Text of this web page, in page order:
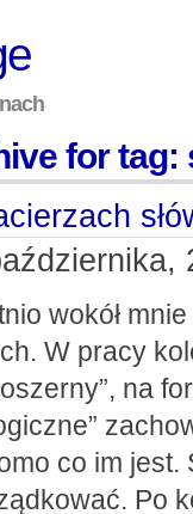
for tag:
wokół
W pracy
na
co im jest.
Po